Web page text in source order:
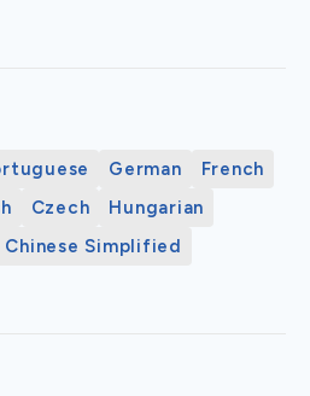
German
French
Czech
Hungarian
Chinese Simplified